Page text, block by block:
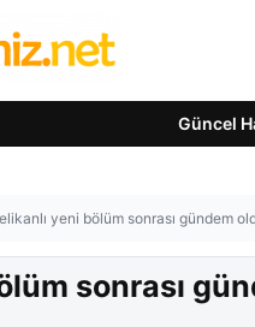
Güncel
yeni bölüm sonrası gündem
sonrası